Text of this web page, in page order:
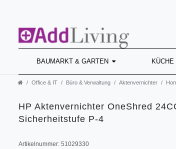
BAUMARKT & GARTEN
Office & IT Büro & Verwaltung Aktenvernichter
HP Aktenvernichter OneShred
Sicherheitstufe P-4
Artikelnummer: 51029330